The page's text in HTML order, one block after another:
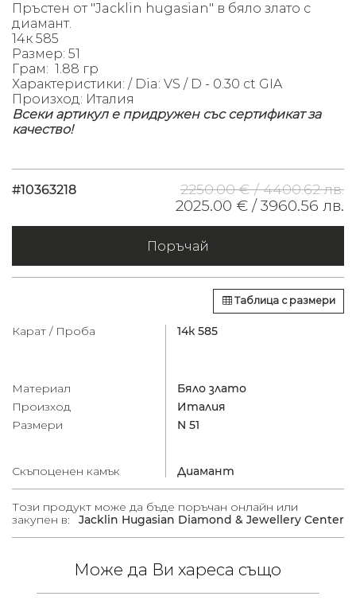
Пръстен от "Jacklin hugasian" в бяло злато с
диамант.
14к 585
Размер: 51
Грам: 1.88 гр
Характеристики: / Dia: VS / D - 0.30 ct GIA
Произход: Италия
Всеки артикул е придружен със сертификат за
качество!
#10363218 2250.00 € /4400.62 лв.
2025.00 € /3960.56 лв.
Поръчай
Таблица с размери
Карат / Проба 14к 585
Материал
Бяло злато
Произход
Италия
Размери
N 51
Скъпоценен камък Диамант
Този продукт може да бъде поръчан онлайн или
закупен в:
Jacklin Hugasian Diamond & Jewellery Center
Може да Ви хареса също